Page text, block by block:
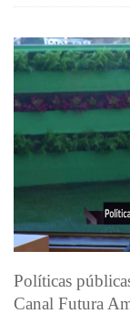
Políticas
Canal Futura